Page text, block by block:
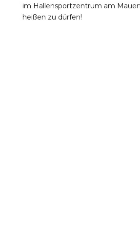
im Hallensportzentrum am
heißen zu dürfen!